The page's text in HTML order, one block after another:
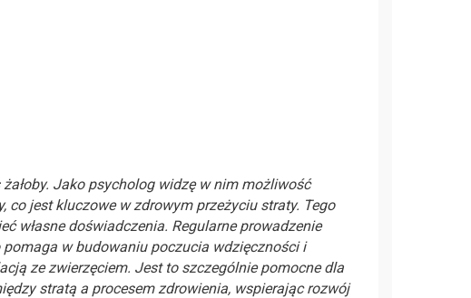
Jako psycholog widzę w nim możliwość
jest kluczowe w zdrowym przeżyciu straty. Tego
własne doświadczenia. Regularne prowadzenie
w budowaniu poczucia wdzięczności i
ze zwierzęciem. Jest to szczególnie pomocne dla
stratą a procesem zdrowienia, wspierając rozwój